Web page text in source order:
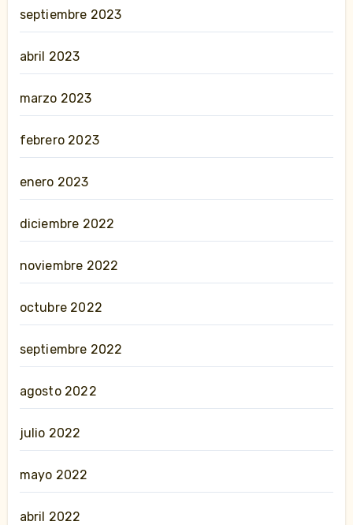
septiembre 2023
abril 2023
marzo 2023
febrero 2023
enero 2023
diciembre 2022
noviembre 2022
octubre 2022
septiembre 2022
agosto 2022
julio 2022
mayo 2022
abril 2022